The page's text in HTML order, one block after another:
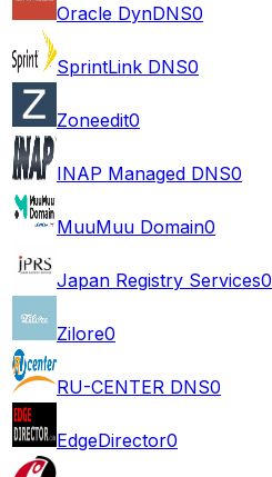
Oracle DynDNS0
SprintLink DNS0
Zoneedit0
INAP Managed DNS0
MuuMuu Domain0
Japan Registry Services0
Zilore0
RU-CENTER DNS0
EdgeDirector0